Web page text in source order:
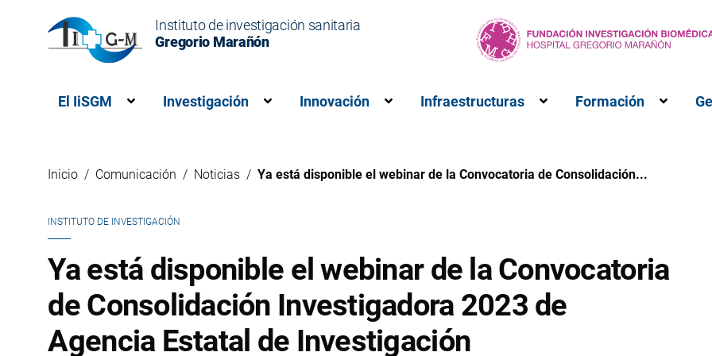
Instituto de investigación sanitaria
Gregorio Marañón
El IiSGM Muestra el submenú para “El IiSGM”
Investigación Muestra el submenú para “Investigación”
Innovación Muestra el submenú para “Innovación”
Infraestructuras Muestra el submenú
Formación
Inicio Comunicación Noticias Ya está disponible el webinar de la Convocatoria de Consolidación...
INSTITUTO DE INVESTIGACIÓN
Ya está disponible el webinar de la Convocatoria
de Consolidación Investigadora 2023 de
Agencia Estatal de Investigación